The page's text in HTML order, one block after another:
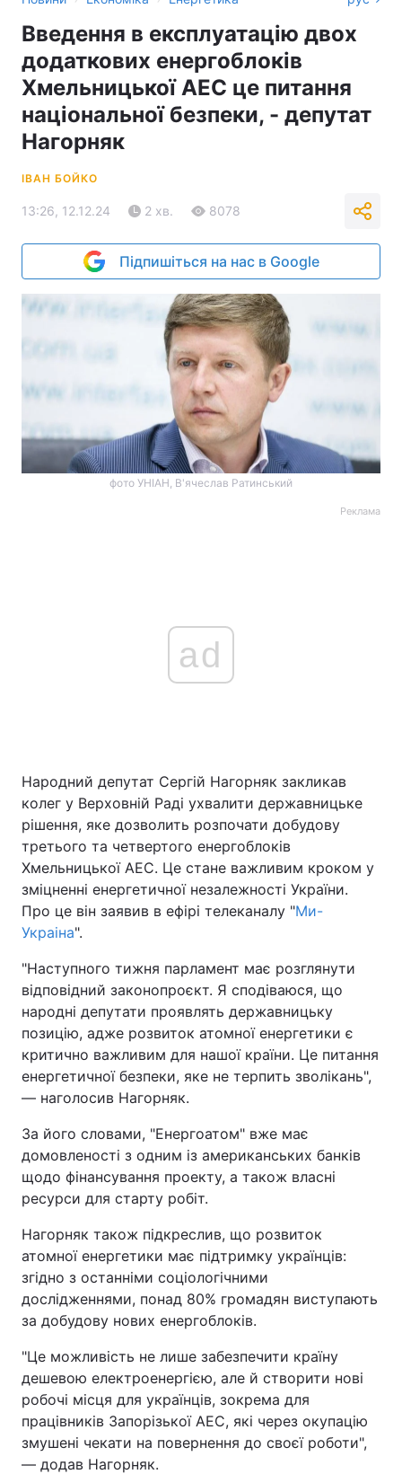
Введення в експлуатацію двох
додаткових енергоблоків
Хмельницької АЕС це питання
національної безпеки, - депутат
Нагорняк
ІВАН БОЙКО
13:26, 12.12.24 2 хв. 8078
Підпишіться на нас в Google
фото УНІАН, В'ячеслав Ратинський
Реклама
ad
Народний депутат Сергій Нагорняк закликав
колег у Верховній Раді ухвалити державницьке
рішення, яке дозволить розпочати добудову
третього та четвертого енергоблоків
Хмельницької АЕС. Це стане важливим кроком у
зміцненні енергетичної незалежності України.
Про це він заявив в ефірі телеканалу "Ми-
Украіна".
"Наступного тижня парламент має розглянути
відповідний законопроєкт. Я сподіваюся, що
народні депутати проявлять державницьку
позицію, адже розвиток атомної енергетики є
критично важливим для нашої країни. Це питання
енергетичної безпеки, яке не терпить зволікань",
— наголосив Нагорняк.
За його словами, "Енергоатом" вже має
домовленості з одним із американських банків
щодо фінансування проекту, а також власні
ресурси для старту робіт.
Нагорняк також підкреслив, що розвиток
атомної енергетики має підтримку українців:
згідно з останніми соціологічними
дослідженнями, понад 80% громадян виступають
за добудову нових енергоблоків.
"Це можливість не лише забезпечити країну
дешевою електроенергією, але й створити нові
робочі місця для українців, зокрема для
працівників Запорізької АЕС, які через окупацію
змушені чекати на повернення до своєї роботи",
— додав Нагорняк.